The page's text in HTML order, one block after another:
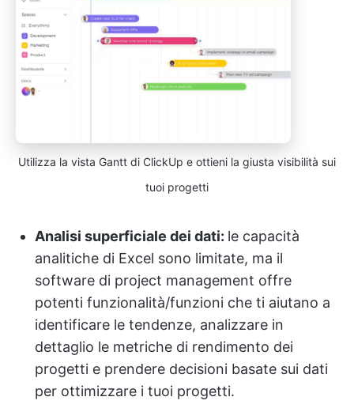
Utilizza la vista Gantt di ClickUp e ottieni la giusta visibilità sui
tuoi progetti
Analisi superficiale dei dati: le capacità
analitiche di Excel sono limitate, ma il
software di project management offre
potenti funzionalità/funzioni che ti aiutano a
identificare le tendenze, analizzare in
dettaglio le metriche di rendimento dei
progetti e prendere decisioni basate sui dati
per ottimizzare i tuoi progetti.